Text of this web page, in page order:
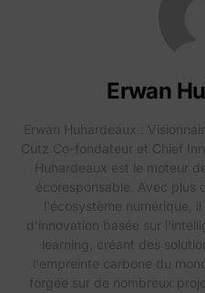
Erwan
Erwan Huhardeaux :
Cutz Co-fondateur et Chief
Huhardeaux est le moteur
écoresponsable. Avec plus
l'écosystème numérique,
d'innovation basée sur
learning, créant des
l'empreinte carbone du
forgée sur de nombreux